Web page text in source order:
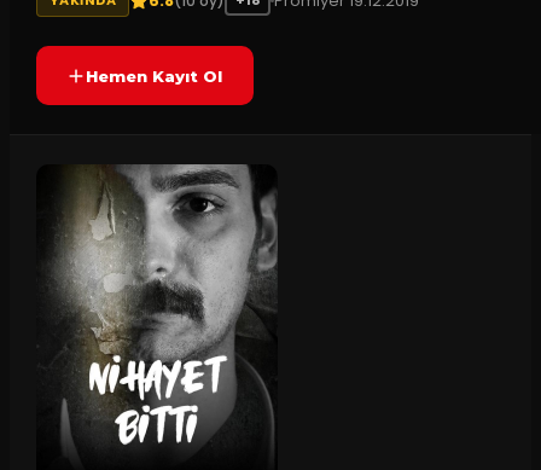
Hemen Kayıt Ol